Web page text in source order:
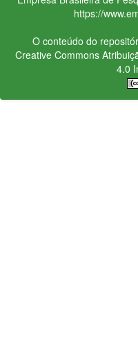
https://
O conteúdo do
Creative Commons
4.0